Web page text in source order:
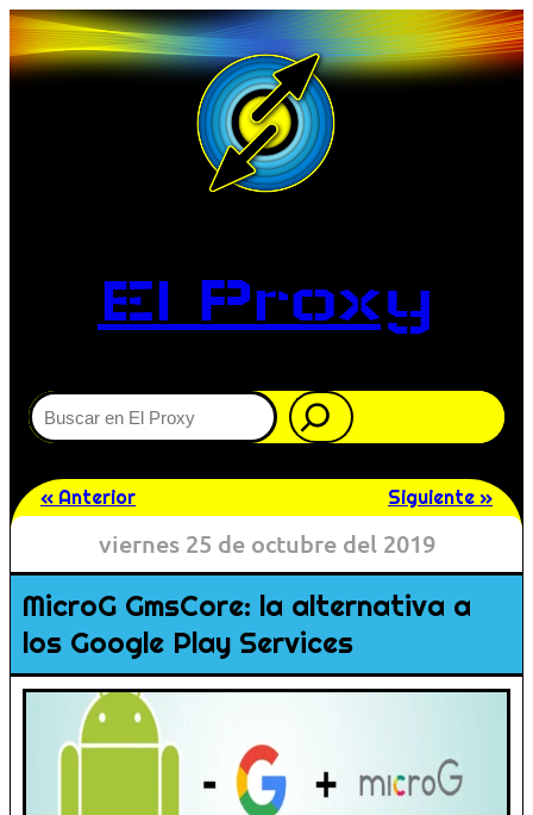
El Proxy
Buscar
« Anterior Siguiente »
viernes 25 de octubre del 2019
MicroG GmsCore: la alternativa a
los Google Play Services